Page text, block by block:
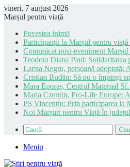
vineri, 7 august 2026
Marșul pentru viață
Povestea inimii
Participanții la Marșul pentru
Comunicat post-eveniment
Teodora Diana Paul:
Larisa Negru, persoană adoptată:
Cristian Budău: Să nu o împingi
Mara Epuraș, Centrul Maternal
Maria Czernin, Pro-Life Europe:
PS Vincențiu: Prin participarea la
Noi Marșuri pentru Viață în
Meniu